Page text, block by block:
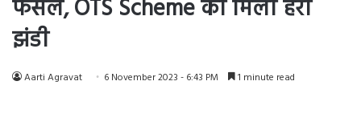
फैसले, OTS Scheme को मिली हरी
झंडी
Aarti Agravat 6 November 2023 - 6:43 PM 1 minute read